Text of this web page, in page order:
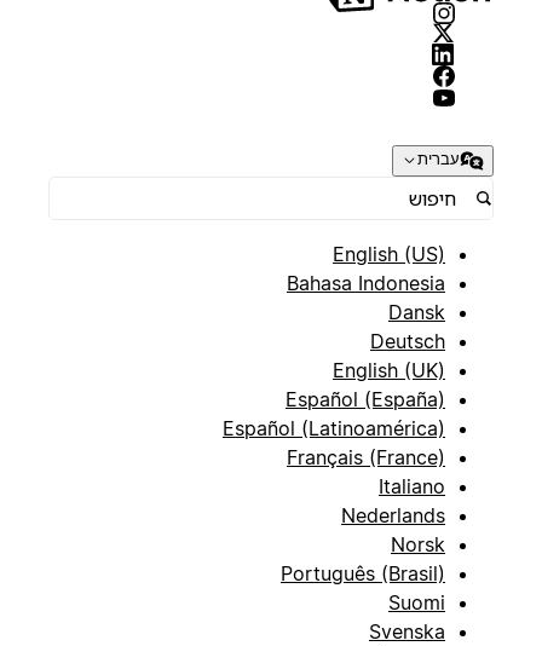
עברית
English (US)
Bahasa Indonesia
Dansk
Deutsch
English (UK)
Español (España)
Español (Latinoamérica)
Français (France)
Italiano
Nederlands
Norsk
Português (Brasil)
Suomi
Svenska